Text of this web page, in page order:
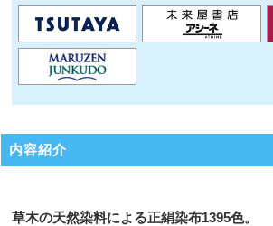
内容紹介
草木の天然染料による正絹染布1395色。